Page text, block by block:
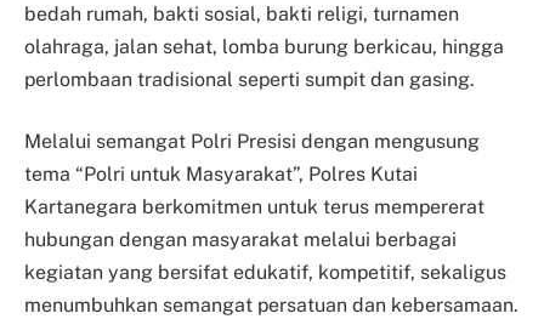
bedah rumah, bakti sosial, bakti religi, turnamen
olahraga, jalan sehat, lomba burung berkicau, hingga
perlombaan tradisional seperti sumpit dan gasing.
Melalui semangat Polri Presisi dengan mengusung
tema “Polri untuk Masyarakat”, Polres Kutai
Kartanegara berkomitmen untuk terus mempererat
hubungan dengan masyarakat melalui berbagai
kegiatan yang bersifat edukatif, kompetitif, sekaligus
menumbuhkan semangat persatuan dan kebersamaan.